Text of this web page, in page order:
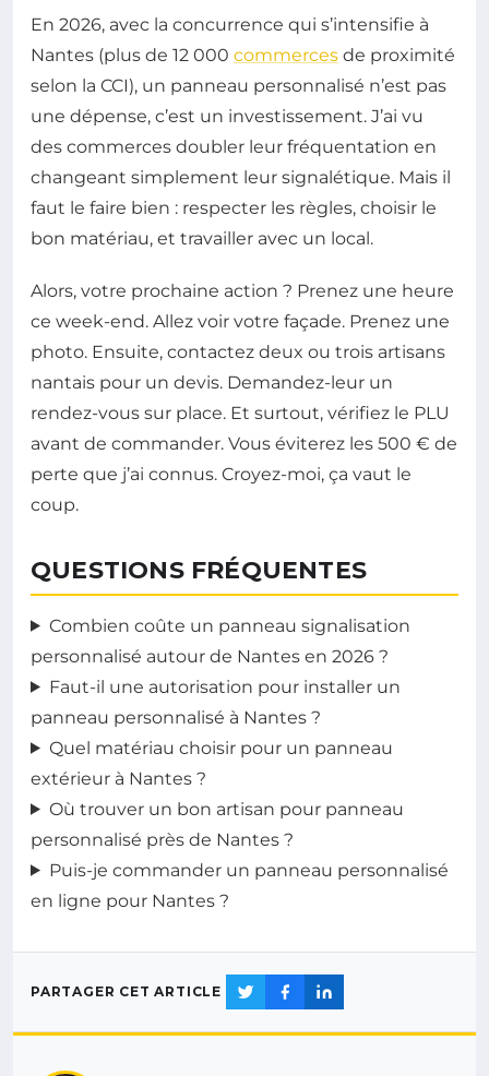
En 2026, avec la concurrence qui s’intensifie à
Nantes (plus de 12 000 commerces de proximité
selon la CCI), un panneau personnalisé n’est pas
une dépense, c’est un investissement. J’ai vu
des commerces doubler leur fréquentation en
changeant simplement leur signalétique. Mais il
faut le faire bien : respecter les règles, choisir le
bon matériau, et travailler avec un local.
Alors, votre prochaine action ? Prenez une heure
ce week-end. Allez voir votre façade. Prenez une
photo. Ensuite, contactez deux ou trois artisans
nantais pour un devis. Demandez-leur un
rendez-vous sur place. Et surtout, vérifiez le PLU
avant de commander. Vous éviterez les 500 € de
perte que j’ai connus. Croyez-moi, ça vaut le
coup.
QUESTIONS FRÉQUENTES
Combien coûte un panneau signalisation
personnalisé autour de Nantes en 2026 ?
Faut-il une autorisation pour installer un
panneau personnalisé à Nantes ?
Quel matériau choisir pour un panneau
extérieur à Nantes ?
Où trouver un bon artisan pour panneau
personnalisé près de Nantes ?
Puis-je commander un panneau personnalisé
en ligne pour Nantes ?
PARTAGER CET ARTICLE